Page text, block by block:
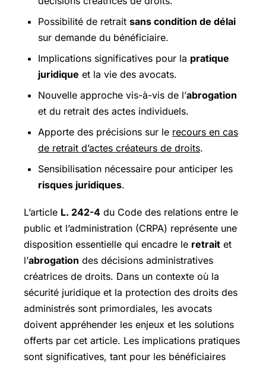
Possibilité de retrait sans condition de délai
sur demande du bénéficiaire.
Implications significatives pour la pratique
juridique et la vie des avocats.
Nouvelle approche vis-à-vis de l’abrogation
et du retrait des actes individuels.
Apporte des précisions sur le recours en cas
de retrait d’actes créateurs de droits.
Sensibilisation nécessaire pour anticiper les
risques juridiques.
L’article L. 242-4 du Code des relations entre le
public et l’administration (CRPA) représente une
disposition essentielle qui encadre le retrait et
l’abrogation des décisions administratives
créatrices de droits. Dans un contexte où la
sécurité juridique et la protection des droits des
administrés sont primordiales, les avocats
doivent appréhender les enjeux et les solutions
offerts par cet article. Les implications pratiques
sont significatives, tant pour les bénéficiaires